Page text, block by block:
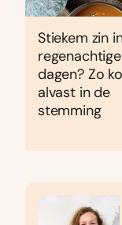
Stiekem zin
regenachtige
dagen? Zo
alvast in de
stemming